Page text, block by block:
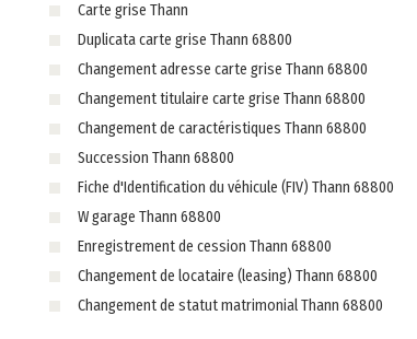
Carte grise Thann
Duplicata carte grise Thann 68800
Changement adresse carte grise Thann 68800
Changement titulaire carte grise Thann 68800
Changement de caractéristiques Thann 68800
Succession Thann 68800
Fiche d'Identification du véhicule (FIV) Thann 68800
W garage Thann 68800
Enregistrement de cession Thann 68800
Changement de locataire (leasing) Thann 68800
Changement de statut matrimonial Thann 68800